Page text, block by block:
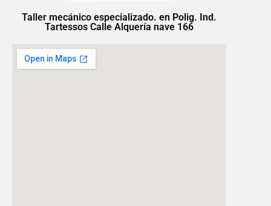
Taller mecánico especializado. en Polig. Ind.
Tartessos Calle Alquería nave 166